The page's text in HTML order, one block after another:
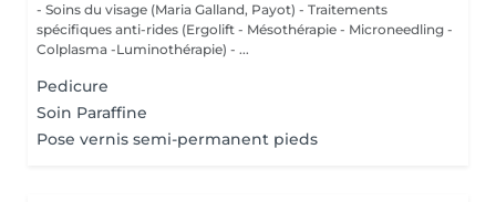
- Soins du visage (Maria Galland, Payot) - Traitements
spécifiques anti-rides (Ergolift - Mésothérapie - Microneedling -
Colplasma -Luminothérapie) - ...
Pedicure
Soin Paraffine
Pose vernis semi-permanent pieds